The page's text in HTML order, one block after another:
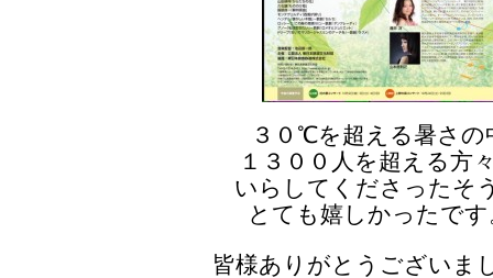
３０℃を超える暑さの
１３００人を超える方
いらしてくださったそ
とても嬉しかったです
皆様ありがとうございま